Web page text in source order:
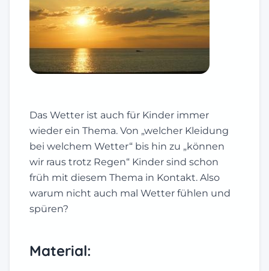
Das Wetter ist auch für Kinder immer
wieder ein Thema. Von „welcher Kleidung
bei welchem Wetter“ bis hin zu „können
wir raus trotz Regen“ Kinder sind schon
früh mit diesem Thema in Kontakt. Also
warum nicht auch mal Wetter fühlen und
spüren?
Material: